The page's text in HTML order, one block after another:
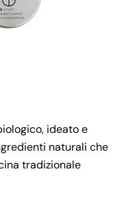
ideato e
naturali che
tradizionale